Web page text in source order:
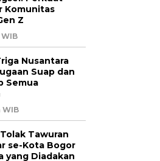
Komunitas
Z
WIB
Nusantara
Suap dan
Semua
WIB
Tawuran
se-Kota Bogor
yang Diadakan